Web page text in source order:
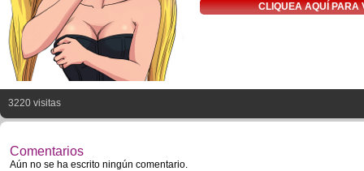
CLIQUEA AQUÍ PARA
3220 visitas
Comentarios
Aún no se ha escrito ningún comentario.